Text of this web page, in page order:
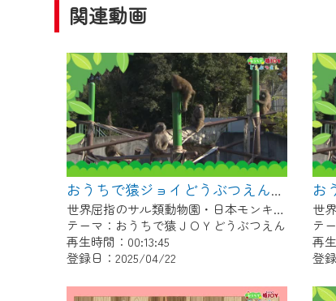
関連動画
おうちで猿ジョイどうぶつえん～進化ってどういうこと？～（2025年3月16日初回放送）
世界屈指のサル類動物園・日本モンキーセンター協力の親子で学べる動物番組。
テーマ：おうちで猿ＪＯＹどうぶつえん
再生時間：00:13:45
登録日：2025/04/22
テ
再
登